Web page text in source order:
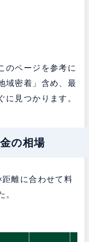
のページを参考に
域密着」含め、最
に見つかります。
の相場
離に合わせて料
。